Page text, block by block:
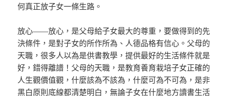
何真正放子女一條生路。
放心——放心，是父母給子女最大的尊重，要做得到的先
決條件，是對子女的所作所為、人德品格有信心。父母的
天職，很多人以為是供書教學，提供最好的生活條件就是
好，錯得離譜！父母的天職，是教育養育栽培子女正確的
人生觀價值觀，什麼該為不該為，什麼可為不可為，是非
黑白原則底線都清楚明白，無論子女在什麼地方讀書生活